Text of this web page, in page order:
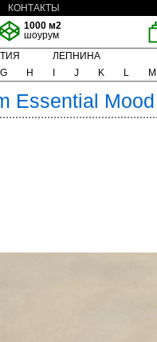
КОНТАКТЫ
1000 м2
шоурум
ЛЕПНИНА
G H J K L M
Essential Mood